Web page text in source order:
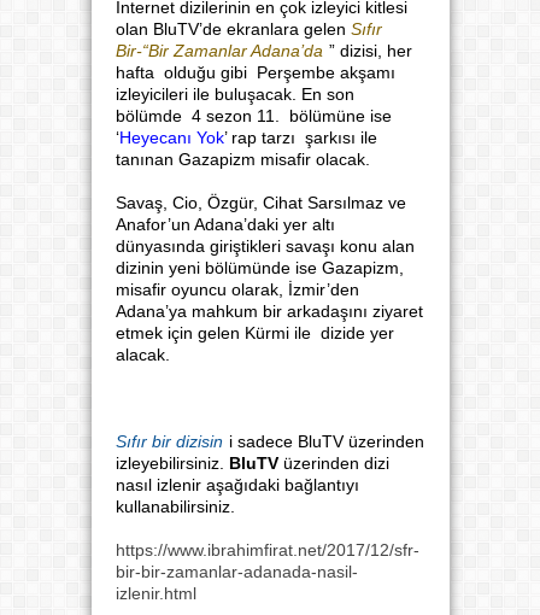
İnternet dizilerinin en çok izleyici kitlesi
olan BluTV’de ekranlara gelen Sıfır
Bir-“Bir Zamanlar Adana’da ” dizisi, her
hafta olduğu gibi Perşembe akşamı
izleyicileri ile buluşacak. En son
bölümde 4 sezon 11. bölümüne ise
‘Heyecanı Yok’ rap tarzı şarkısı ile
tanınan Gazapizm misafir olacak.
Savaş, Cio, Özgür, Cihat Sarsılmaz ve
Anafor’un Adana’daki yer altı
dünyasında giriştikleri savaşı konu alan
dizinin yeni bölümünde ise Gazapizm,
misafir oyuncu olarak, İzmir’den
Adana’ya mahkum bir arkadaşını ziyaret
etmek için gelen Kürmi ile dizide yer
alacak.
Sıfır bir dizisin i sadece BluTV üzerinden
izleyebilirsiniz. BluTVüzerinden dizi
nasıl izlenir aşağıdaki bağlantıyı
kullanabilirsiniz.
https://www.ibrahimfirat.net/2017/12/sfr-
bir-bir-zamanlar-adanada-nasil-
izlenir.html